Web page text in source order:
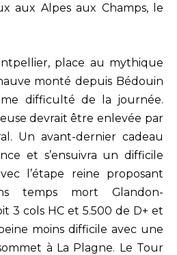
aux Alpes aux Champs, le
place au mythique
monté depuis Bédouin
difficulté de la journée.
devrait être enlevée par
Un avant-dernier cadeau
et s’ensuivra un difficile
l’étape reine proposant
temps mort Glandon-
3 cols HC et 5.500 de D+ et
moins difficile avec une
à La Plagne. Le Tour